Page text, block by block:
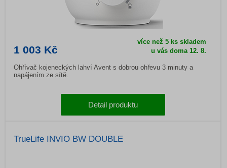
1 003 Kč
více než 5 ks skladem
u vás doma12. 8.
Ohřívač kojeneckých lahví Avent s dobrou ohřevu 3 minuty a
napájením ze sítě.
Detail produktu
TrueLife INVIO BW DOUBLE